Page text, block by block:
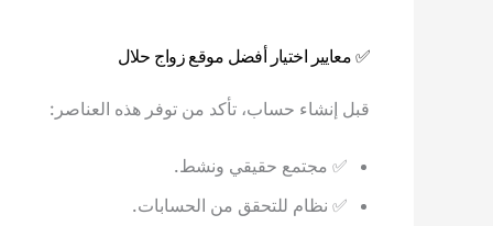
✅ معايير اختيار أفضل موقع زواج حلال
قبل إنشاء حساب، تأكد من توفر هذه العناصر:
✅ مجتمع حقيقي ونشط.
✅ نظام للتحقق من الحسابات.